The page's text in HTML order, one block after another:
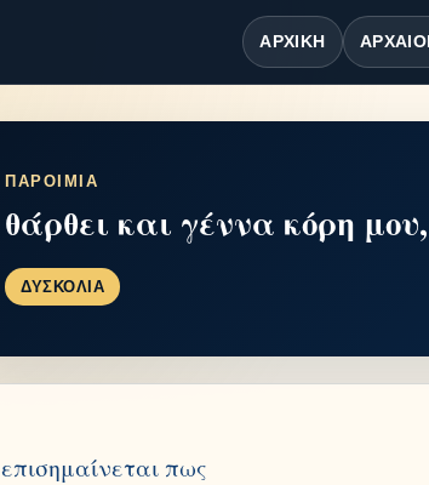
ΑΡΧΙΚΉ
ΠΑΡΟΙΜΙΑ
θάρθει και γέννα κόρη
ΔΥΣΚΟΛΙΑ
επισημαίνεται πως